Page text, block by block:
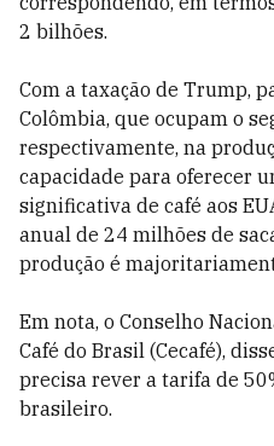
2 bilhões.
Com a taxação de Trump,
Colômbia, que ocupam o
respectivamente, na
capacidade para oferecer
significativa de café aos
anual de 24 milhões de
produção é
Em nota, o Conselho
Café do Brasil (Cecafé),
precisa rever a tarifa de
brasileiro.